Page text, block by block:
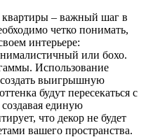
– важный шаг в
четко понимать,
интерьере:
или бохо.
Использование
выигрышную
будут пересекаться с
единую
что декор не будет
вашего пространства.